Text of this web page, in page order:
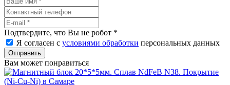
Подтвердите, что Вы не робот *
Я согласен с условиями обработки персональных данных
Отправить
Вам может понравиться